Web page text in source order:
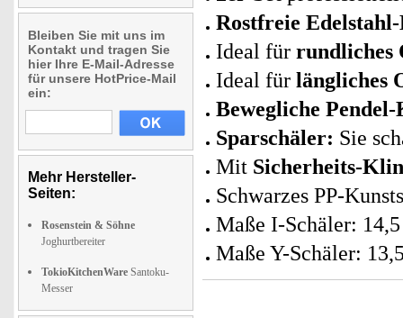
Bleiben Sie mit uns im
Kontakt und tragen Sie
hier Ihre E-Mail-Adresse
für unsere HotPrice-Mail
ein:
Mehr Hersteller-
Seiten:
Rosenstein & Söhne
Joghurtbereiter
TokioKitchenWare Santoku-
Messer
Rostfreie
Ideal für rundliches
Ideal für längliches
Bewegliche
Sparschäler: Sie
Mit Sicherheits-
Schwarzes PP-
Maße I-Schäler:
Maße Y-Schäler: